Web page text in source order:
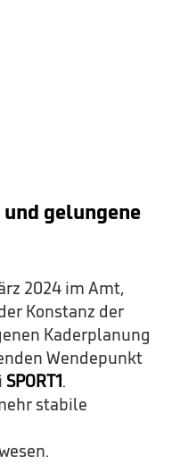
gelungene
2024 im Amt,
Konstanz der
Kaderplanung
Wendepunkt
SPORT1.
stabile